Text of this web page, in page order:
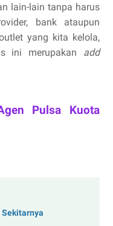
lain-lain tanpa harus
bank ataupun
yang kita kelola,
ini merupakan add
Pulsa Kuota
Sekitarnya